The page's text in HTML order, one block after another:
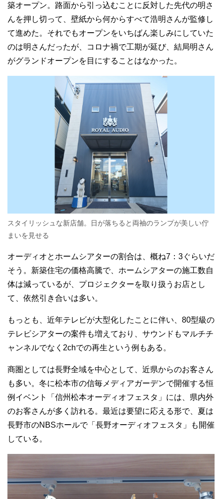
築オープン。路面から引っ込むことに反対した先代の明さ
んを押し切って、壁紙から何からすべて浩明さんが監修し
て進めた。それでもオープンをいちばん楽しみにしていた
のは明さんだったが、コロナ禍で工期が延び、結局明さん
がグランドオープンを目にすることはなかった。
スタイリッシュな新店舗。日が落ちると両袖のランプが美しい佇
まいを見せる
オーディオとホームシアターの割合は、概ね7：3ぐらいだ
そう。新築住宅の価格高騰で、ホームシアターの施工数自
体は減っているが、プロジェクターを取り扱うお店とし
て、依然引き合いは多い。
もっとも、近年テレビが大型化したことに伴い、80型級の
テレビシアターの案件も増えており、サウンドもマルチチ
ャンネルでなく2chでの再生という例もある。
商圏としては長野全域を中心として、近県からのお客さん
も多い。冬に松本市の信毎メディアガーデンで開催する恒
例イベント「信州松本オーディオフェスタ」には、県内外
のお客さんが多く訪れる。最近は要望に応える形で、夏は
長野市のNBSホールで「長野オーディオフェスタ」も開催
している。